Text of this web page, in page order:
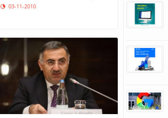
03-11-2010